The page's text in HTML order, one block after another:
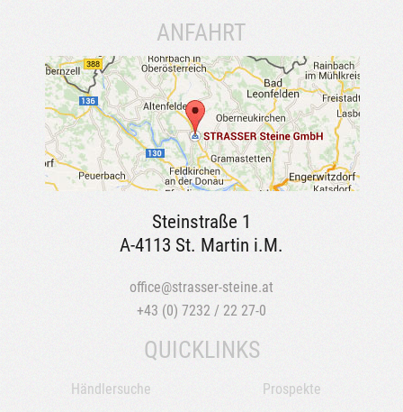
ANFAHRT
Steinstraße 1
A-4113 St. Martin i.M.
office@strasser-steine.at
+43 (0) 7232 / 22 27-0
QUICKLINKS
Händlersuche
Prospekte